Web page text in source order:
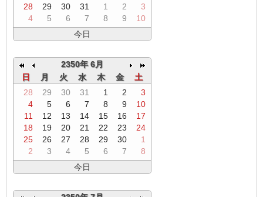
28
29 30 31 1 2
3
4
5 6 7 8 9
10
今日
2350年 6月
日
月 火 水 木 金
土
28
29 30 31 1 2
3
4
5 6 7 8 9
10
11
12 13 14 15 16
17
18
19 20 21 22 23
24
25
26 27 28 29 30
1
2
3 4 5 6 7
8
今日